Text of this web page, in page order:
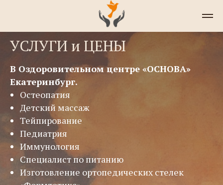
УСЛУГИ и ЦЕНЫ
В Оздоровительном центре «ОСНОВА»
Екатеринбург.
Остеопатия
Детский массаж
Тейпирование
Педиатрия
Иммунология
Специалист по питанию
Изготовление ортопедических стелек